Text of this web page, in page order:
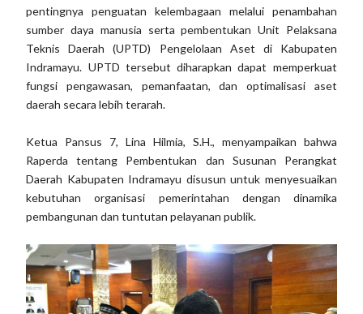
pentingnya penguatan kelembagaan melalui penambahan
sumber daya manusia serta pembentukan Unit Pelaksana
Teknis Daerah (UPTD) Pengelolaan Aset di Kabupaten
Indramayu. UPTD tersebut diharapkan dapat memperkuat
fungsi pengawasan, pemanfaatan, dan optimalisasi aset
daerah secara lebih terarah.
Ketua Pansus 7, Lina Hilmia, S.H., menyampaikan bahwa
Raperda tentang Pembentukan dan Susunan Perangkat
Daerah Kabupaten Indramayu disusun untuk menyesuaikan
kebutuhan organisasi pemerintahan dengan dinamika
pembangunan dan tuntutan pelayanan publik.